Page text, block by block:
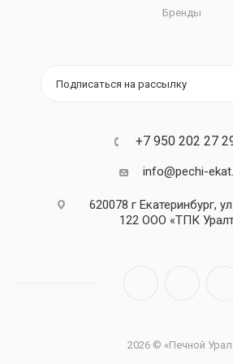
Бренды
Подписаться на рассылку
+7 950 202 27
info@pechi-
620078 г Екатеринбург,
122 ООО «ТПК
2026 © «Печной